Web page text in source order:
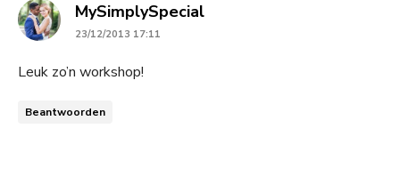
MySimplySpecialsays:
23/12/2013 17:11
Leuk zo’n workshop!
Beantwoorden